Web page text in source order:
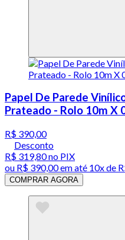
Papel De Parede
Prateado - Rolo 10m X
R$ 390,00
Desconto
R$ 319,80no PIX
ou R$ 390,00em até 10x de
COMPRAR AGORA